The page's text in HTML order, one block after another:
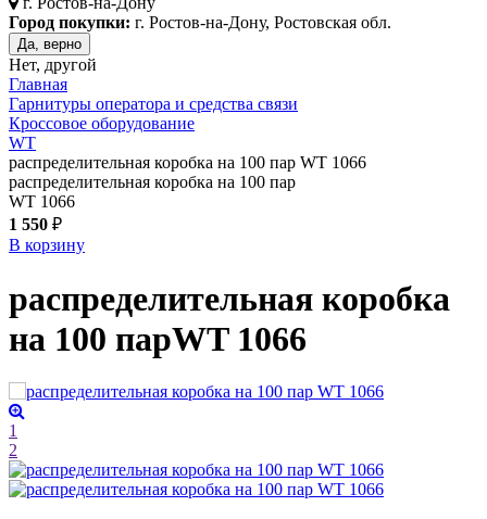
Город покупки: г. Ростов-на-Дону, Ростовская обл.
Да, верно
Нет, другой
Главная
Гарнитуры оператора и средства связи
Кроссовое оборудование
WT
распределительная коробка на 100 пар WT 1066
распределительная коробка на 100 пар
WT 1066
1 550 ₽
В корзину
распределительная коробка
на 100 парWT 1066
1
2